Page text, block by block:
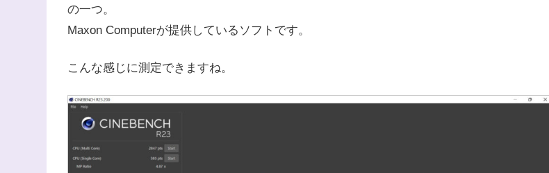
の一つ。
Maxon Computerが提供しているソフトです。
こんな感じに測定できますね。